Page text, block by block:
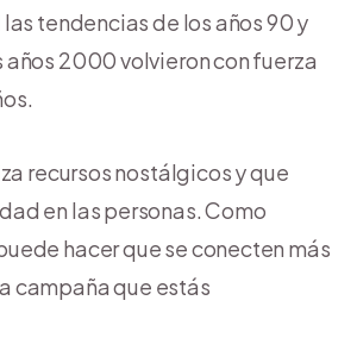
tendencias de los años 90 y
2000 volvieron con fuerza
recursos nostálgicos y que
en las personas. Como
hacer que se conecten más
campaña que estás